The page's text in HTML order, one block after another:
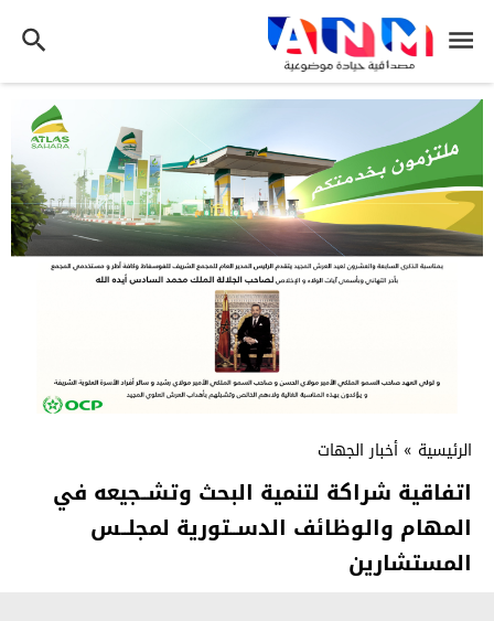
الرئيسية » أخبار الجهات
اتفاقية شراكة لتنمية البحث وتشــجيعه في
المهام والوظائف الدســتورية لمجلــس
المستشارين